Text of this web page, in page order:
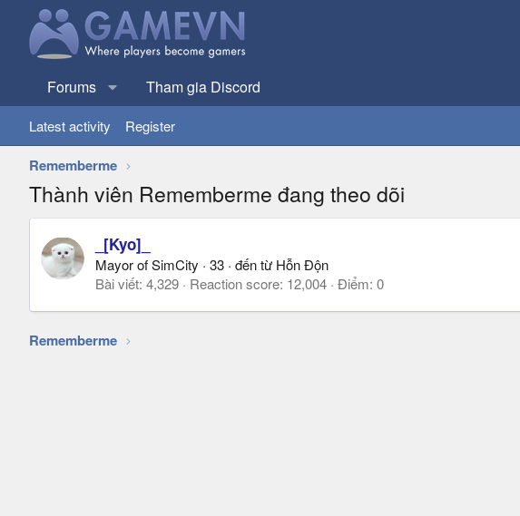
Forums Tham gia Discord
Latest activity Register
Rememberme
Thành viên Rememberme đang theo dõi
_[Kyo]_
Mayor of SimCity · 33 · đến từ Hỗn Độn
Bài viết 4,329 Reaction score 12,004 Điểm 0
Rememberme